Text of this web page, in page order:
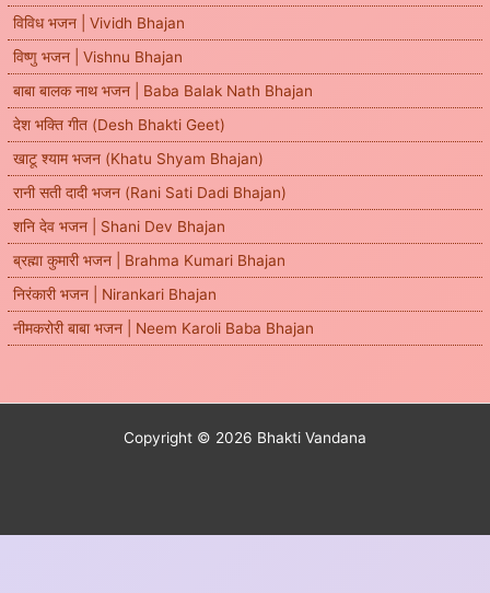
विविध भजन | Vividh Bhajan
विष्णु भजन | Vishnu Bhajan
बाबा बालक नाथ भजन | Baba Balak Nath Bhajan
देश भक्ति गीत (Desh Bhakti Geet)
खाटू श्याम भजन (Khatu Shyam Bhajan)
रानी सती दादी भजन (Rani Sati Dadi Bhajan)
शनि देव भजन | Shani Dev Bhajan
ब्रह्मा कुमारी भजन | Brahma Kumari Bhajan
निरंकारी भजन | Nirankari Bhajan
नीमकरोरी बाबा भजन | Neem Karoli Baba Bhajan
Copyright © 2026 Bhakti Vandana